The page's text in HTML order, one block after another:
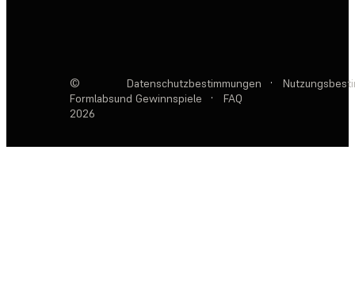
©
Formlabs
2026
Datenschutzbestimmungen ·
und Gewinnspiele
· FAQ